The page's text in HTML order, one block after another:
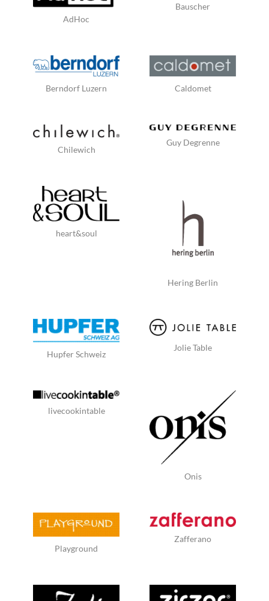
AdHoc
Bauscher
Berndorf Luzern Caldomet
Chilewich
Guy Degrenne
heart&soul
Hering Berlin
Hupfer Schweiz
Jolie Table
livecookintable
Onis
Playground
Zafferano